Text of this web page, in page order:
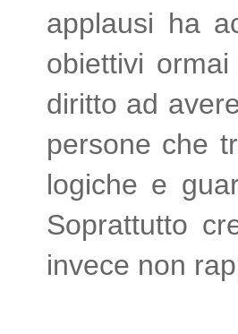
applausi ha
obiettivi
diritto ad
persone che
logiche e
Soprattutto
invece non